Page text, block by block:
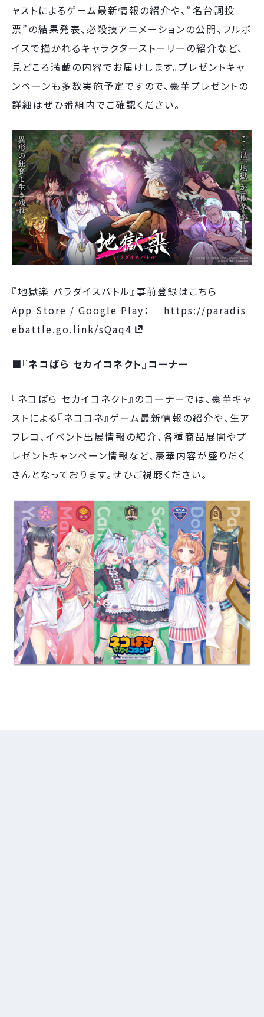
ャストによるゲーム最新情報の紹介や、“名台詞投
票”の結果発表、必殺技アニメーションの公開、フルボ
イスで描かれるキャラクターストーリーの紹介など、
見どころ満載の内容でお届けします。プレゼントキャ
ンペーンも多数実施予定ですので、豪華プレゼントの
詳細はぜひ番組内でご確認ください。
『地獄楽 パラダイスバトル』事前登録はこちら
App Store / Google Play： https://paradis
ebattle.go.link/sQaq4
■『ネコぱら セカイコネクト』コーナー
『ネコぱら セカイコネクト』のコーナーでは、豪華キャ
ストによる『ネココネ』ゲーム最新情報の紹介や、生ア
フレコ、イベント出展情報の紹介、各種商品展開やプ
レゼントキャンペーン情報など、豪華内容が盛りだく
さんとなっております。ぜひご視聴ください。